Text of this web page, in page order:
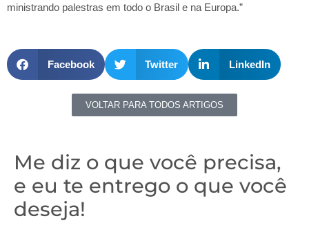
ministrando palestras em todo o Brasil e na Europa.”
Facebook Twitter LinkedIn
VOLTAR PARA TODOS ARTIGOS
Me diz o que você precisa,
e eu te entrego o que você
deseja!